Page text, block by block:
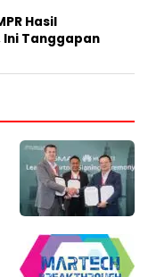
Hasil
Tanggapan